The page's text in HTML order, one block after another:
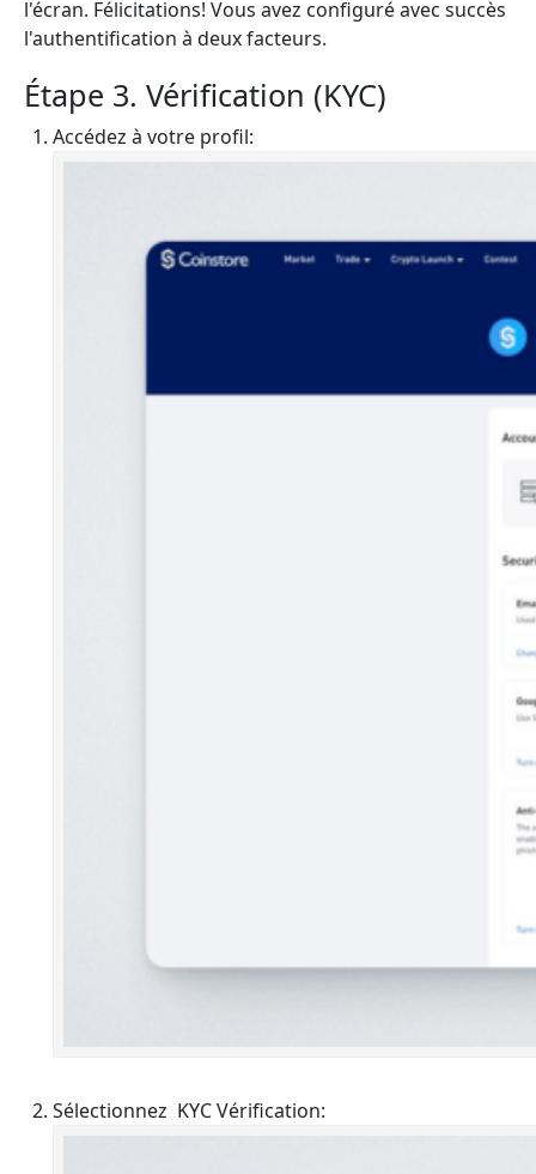
l'écran. Félicitations! Vous avez configuré avec succès
l'authentification à deux facteurs.
Étape 3. Vérification (KYC)
Accédez à votre profil:
Sélectionnez KYC Vérification: